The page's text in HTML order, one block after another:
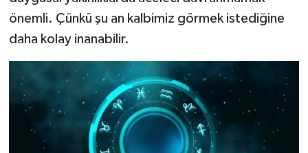
önemli. Çünkü şu an kalbimiz görmek istediğine
daha kolay inanabilir.